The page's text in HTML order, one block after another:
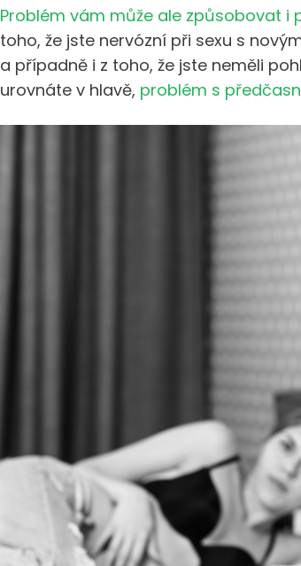
Problém vám může ale způsobovat i
toho, že jste nervózní při sexu s
a případně i z toho, že jste neměli
urovnáte v hlavě, problém s